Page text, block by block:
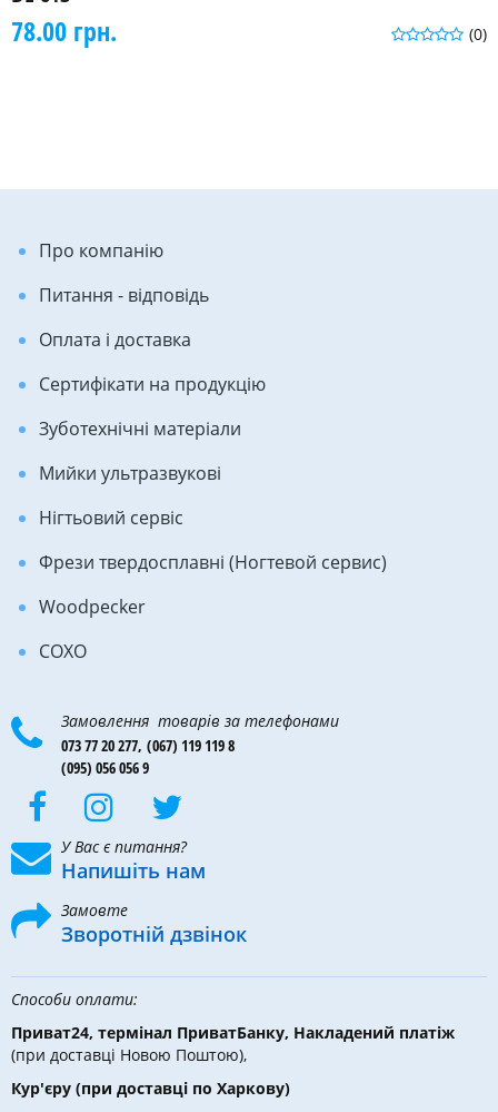
(0)
78.00 грн.
Про компанію
Питання - відповідь
Оплата і доставка
Сертифікати на продукцію
Зуботехнічні матеріали
Мийки ультразвукові
Нігтьовий сервіс
Фрези твердосплавні (Ногтевой сервис)
Woodpecker
COXO
Замовлення товарів за телефонами
073 77 20 277, (067) 119 119 8
(095) 056 056 9
У Вас є питання?
Напишіть нам
Замовте
Зворотній дзвінок
Способи оплати:
Приват24, термінал ПриватБанку, Накладений платіж
(при доставці Новою Поштою),
Кур'єру (при доставці по Харкову)